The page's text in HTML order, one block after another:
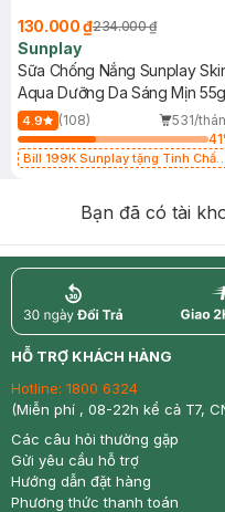
130.000 ₫234.000 ₫
Sunplay
Sữa Chống Nắng Sunplay
Aqua Dưỡng Da Sáng Mịn 55g
4.9 (108)
531/
41
Bill 199K Sunplay tặng Tinh Chất
Bạn đã có tài
return
HỖ TRỢ KHÁCH HÀNG
Hotline: 1800 6324
(Miễn phí , 08-22h kể cả T7,
Các câu hỏi thường gặp
Gửi yêu cầu hỗ trợ
Hướng dẫn đặt hàng
Phương thức thanh toán